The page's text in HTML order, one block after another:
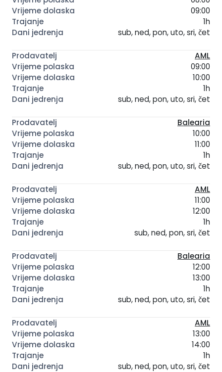
09:00
1h
sub, ned, pon, uto, sri, čet
AML
09:00
10:00
1h
sub, ned, pon, uto, sri, čet
Balearia
10:00
11:00
1h
sub, ned, pon, uto, sri, čet
AML
11:00
12:00
1h
sub, ned, pon, sri, čet
Balearia
12:00
13:00
1h
sub, ned, pon, uto, sri, čet
AML
13:00
14:00
1h
sub, ned, pon, uto, sri, čet